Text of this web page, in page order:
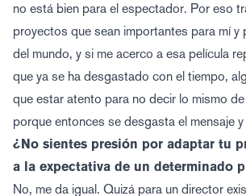
no está bien para el espectador. Por eso
proyectos que sean importantes para mí y
del mundo, y si me acerco a esa película
que ya se ha desgastado con el tiempo,
que estar atento para no decir lo mismo
porque entonces se desgasta el mensaje
¿No sientes presión por adaptar tu
a la expectativa de un determinado
No, me da igual. Quizá para un director